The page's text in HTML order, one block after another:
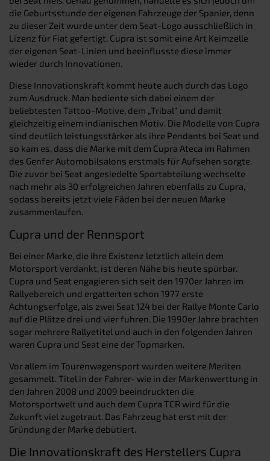
die Geburtsstunde der eigenen Fahrzeuge der Spanier, denn
zu dieser Zeit wurde unter dem Seat-Logo ausschließlich in
Lizenz für Fiat gefertigt. Cupra ist somit eine Art Keimzelle
der eigenen Seat-Linien und beeinflusste diese immer
wieder durch Innovationen.
Diese Innovationskraft kommt heute auch durch das Logo
zum Ausdruck. Man bediente sich dabei einem der
beliebtesten Tattoo-Motive, dem „Tribal“ und damit
gleichzeitig einem indianischen Motiv. Die Modelle von Cupra
sind deutlich leistungsstärker als ihre Pendants bei Seat und
so kam es, dass die Marke mit dem Cupra Ateca im Rahmen
des Genfer Automobilsalons erstmals für Aufsehen sorgte.
Die zuvor bei Seat angesiedelte Sportabteilung wechselte
nach mehr als 30 erfolgreichen Jahren ebenfalls zu Cupra,
sodass bereits jetzt viele Fäden bei der neuen Marke
zusammenlaufen.
Cupra und der Rennsport
Bei einer Marke, die ihre Existenz letztlich allein dem
Motorsport verdankt, ist deren Nähe bis heute spürbar.
Cupra und Seat engagieren sich seit den 1970er Jahren im
Rallyebereich und ergatterten schon 1977 erste
Achtungserfolge, als zwei Seat 124 bei der Rallye Monte Carlo
auf die Plätze drei und vier fuhren. Die 1990er Jahre brachten
sogar mehrere Rallyetitel und auch in den folgenden Jahren
waren Cupra und Seat eine der Topmarken.
Vor allem im Tourenwagensport wurden weitere Meriten
gesammelt. Titel in der Fahrer- wie in der Markenwerttung in
den Jahren 2008 und 2009 beeindruckten die
Motorsportwelt und auch dem Cupra TCR wird für die
Zukunft viel zugetraut. Das Fahrzeug hat erst mit der
Gründung der Marke debütiert.
Die Innovationskraft des Herstellers Cupra